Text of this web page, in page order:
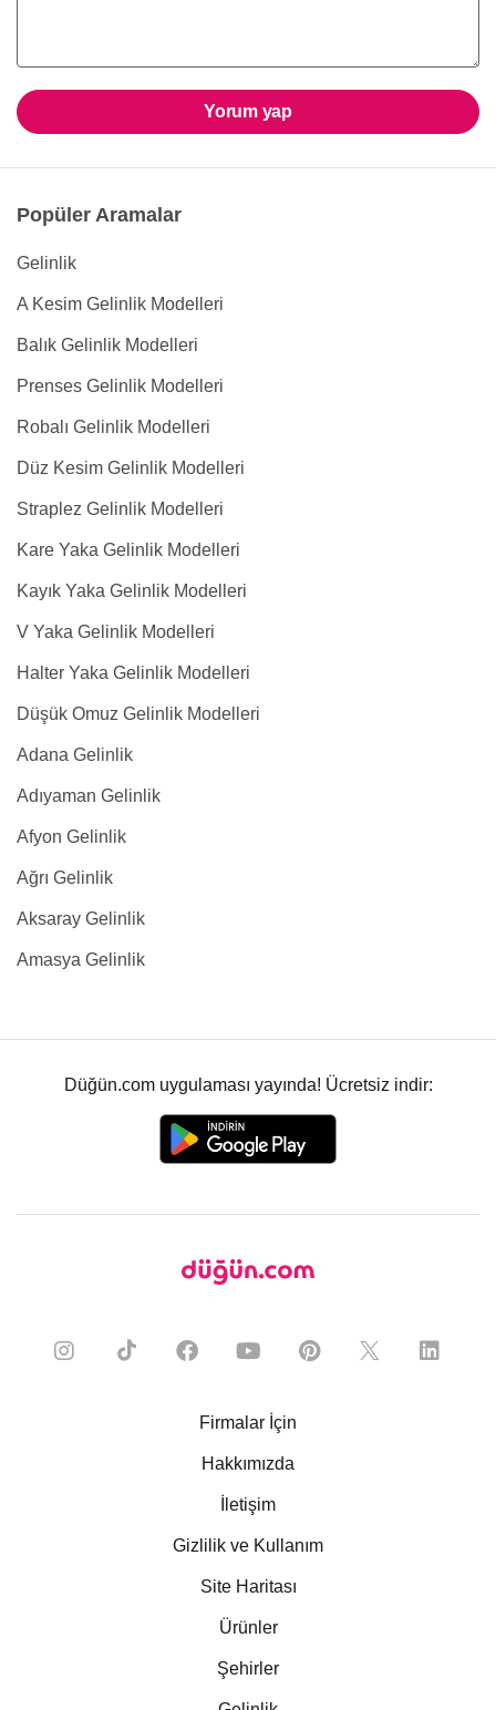
Yorum yap
Popüler Aramalar
Gelinlik
A Kesim Gelinlik Modelleri
Balık Gelinlik Modelleri
Prenses Gelinlik Modelleri
Robalı Gelinlik Modelleri
Düz Kesim Gelinlik Modelleri
Straplez Gelinlik Modelleri
Kare Yaka Gelinlik Modelleri
Kayık Yaka Gelinlik Modelleri
V Yaka Gelinlik Modelleri
Halter Yaka Gelinlik Modelleri
Düşük Omuz Gelinlik Modelleri
Adana Gelinlik
Adıyaman Gelinlik
Afyon Gelinlik
Ağrı Gelinlik
Aksaray Gelinlik
Amasya Gelinlik
Düğün.com uygulaması yayında! Ücretsiz indir:
Firmalar İçin
Hakkımızda
İletişim
Gizlilik ve Kullanım
Site Haritası
Ürünler
Şehirler